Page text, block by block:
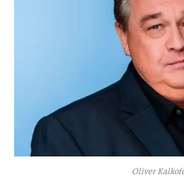
Oliver